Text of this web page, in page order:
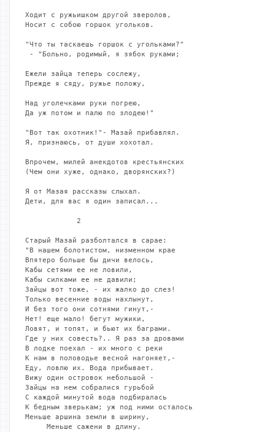
Ходит с ружьишком другой зверолов,
Носит с собою горшок угольков.
"Что ты таскаешь горшок с угольками?"
- "Больно, родимый, я зябок руками;
Ежели зайца теперь сослежу,
Прежде я сяду, ружье положу,
Над уголечками руки погрею,
Да уж потом и палю по злодею!"
"Вот так охотник!"- Мазай прибавлял.
Я, признаюсь, от души хохотал.
Впрочем, милей анекдотов крестьянских
(Чем они хуже, однако, дворянских?)
Я от Мазая рассказы слыхал.
Дети, для вас я один записал...
            2
Старый Мазай разболтался в сарае:
"В нашем болотистом, низменном крае
Впятеро больше бы дичи велось,
Кабы сетями ее не ловили,
Кабы силками ее не давили;
Зайцы вот тоже, - их жалко до слез!
Только весенние воды нахлынут,
И без того они сотнями гинут,-
Нет! еще мало! бегут мужики,
Ловят, и топят, и бьют их баграми.
Где у них совесть?.. Я раз за дровами
В лодке поехал - их много с реки
К нам в половодье весной нагоняет,-
Еду, ловлю их. Вода прибывает.
Вижу один островок небольшой -
Зайцы на нем собралися гурьбой
С каждой минутой вода подбиралась
К бедным зверькам; уж под ними осталось
Меньше аршина земли в ширину,
     Меньше сажени в длину.